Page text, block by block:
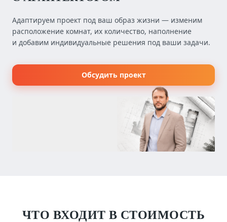
Адаптируем проект под ваш образ жизни — изменим
расположение комнат, их количество, наполнение
и добавим индивидуальные решения под ваши задачи.
Обсудить проект
ЧТО ВХОДИТ В СТОИМОСТЬ